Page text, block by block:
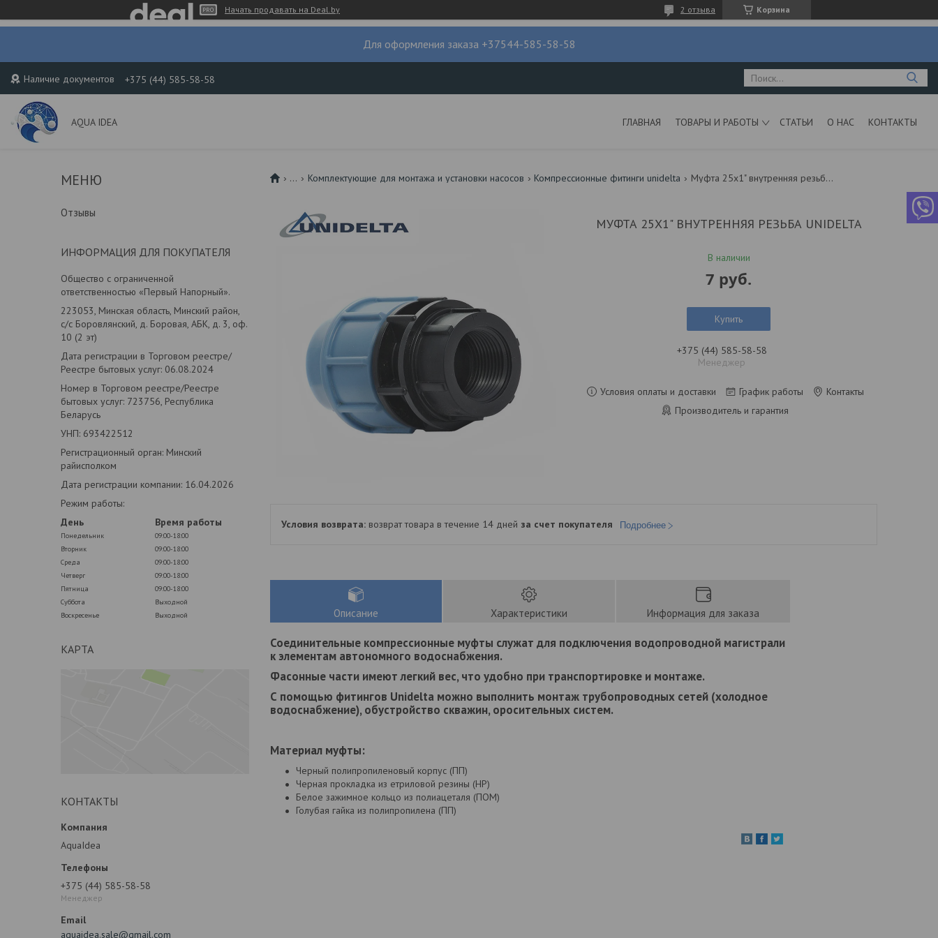
Начать продавать на Deal.by Корзина
2 отзыва
Для оформления заказа +37544-585-58-58
Наличие документов +375 (44) 585-58-58
AQUA IDEA ГЛАВНАЯ ТОВАРЫ И РАБОТЫ СТАТЬИ О НАС КОНТАКТЫ
Отзывы
ИНФОРМАЦИЯ ДЛЯ ПОКУПАТЕЛЯ
Общество с ограниченной
ответственностью «Первый Напорный».
223053, Минская область, Минский район,
с/с Боровлянский, д. Боровая, АБК, д. 3, оф.
10 (2 эт)
Дата регистрации в Торговом реестре/
Реестре бытовых услуг: 06.08.2024
Номер в Торговом реестре/Реестре
бытовых услуг: 723756, Республика
Беларусь
УНП: 693422512
Регистрационный орган: Минский
райисполком
Дата регистрации компании: 16.04.2026
Режим работы:
День
Время работы
Понедельник
09:00-18:00
Вторник
09:00-18:00
Среда
09:00-18:00
Четверг
09:00-18:00
Пятница
09:00-18:00
Суббота
Выходной
Воскресенье
Выходной
КАРТА
КОНТАКТЫ
AquaIdea
+375 (44) 585-58-58
Менеджер
aquaidea.sale@gmail.com
... Комплектующие для монтажа и установки насосов Компрессионные фитинги unidelta Муфта 25х1" внутренняя резьба unidelta
МУФТА 25Х1" ВНУТРЕННЯЯ РЕЗЬБА UNIDELTA
В наличии
7 руб.
Купить
+375 (44) 585-58-58
Менеджер
Условия оплаты и доставки График работы
Контакты
Производитель и гарантия
возврат товара в течение 14 дней за счет покупателя Подробнее
Описание Характеристики Информация для заказа
Соединительные компрессионные муфты служат для подключения водопроводной магистрали
к элементам автономного водоснабжения.
Фасонные части имеют легкий вес, что удобно при транспортировке и монтаже.
С помощью фитингов Unidelta можно выполнить монтаж трубопроводных сетей (холодное
водоснабжение), обустройство скважин, оросительных систем.
Материал муфты:
Черный полипропиленовый корпус (ПП)
Черная прокладка из етриловой резины (НР)
Белое зажимное кольцо из полиацеталя (ПОМ)
Голубая гайка из полипропилена (ПП)